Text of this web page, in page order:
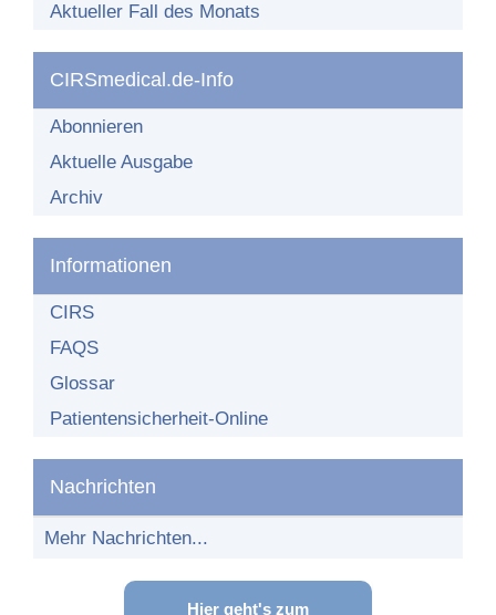
Nach dem Bericht
DAS NETZWERK
Organisationsstruktur
Teilnehmende Einrichtungen
Teilnehmer-Bereich
Teilnahme am Netzwerk
Aktueller Fall des Monats
CIRSmedical.de-Info
Abonnieren
Aktuelle Ausgabe
Archiv
Informationen
CIRS
FAQS
Glossar
Patientensicherheit-Online
Nachrichten
Mehr Nachrichten...
Hier geht's zum